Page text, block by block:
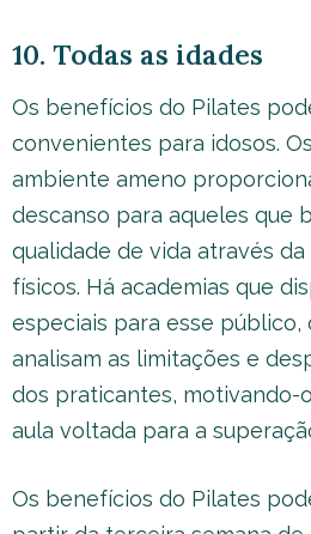
10. Todas as idades
Os benefícios do Pilates
convenientes para idosos.
ambiente ameno
descanso para aqueles que
qualidade de vida através
físicos. Há academias que
especiais para esse
analisam as limitações e
dos praticantes, motivando-
aula voltada para a
Os benefícios do Pilates